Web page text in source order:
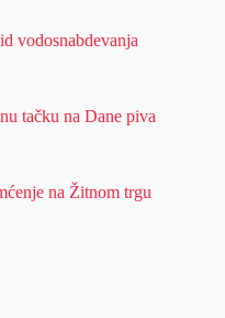
vodosnabdevanja
tačku na Dane piva
na Žitnom trgu